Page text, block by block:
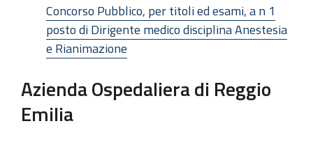
Concorso Pubblico, per titoli ed esami, a n 1
posto di Dirigente medico disciplina Anestesia
e Rianimazione
Azienda Ospedaliera di Reggio
Emilia